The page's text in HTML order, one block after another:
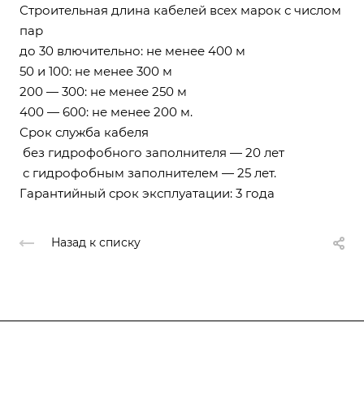
Строительная длина кабелей всех марок с числом
пар
до 30 влючительно: не менее 400 м
50 и 100: не менее 300 м
200 — 300: не менее 250 м
400 — 600: не менее 200 м.
Срок служба кабеля
без гидрофобного заполнителя — 20 лет
с гидрофобным заполнителем — 25 лет.
Гарантийный срок эксплуатации: 3 года
Назад к списку